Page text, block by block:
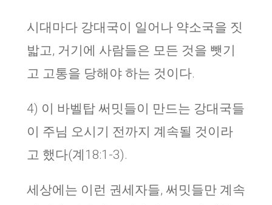
시대마다 강대국이 일어나 약소국을 짓
밟고, 거기에 사람들은 모든 것을 뺏기
고 고통을 당해야 하는 것이다.
4) 이 바벨탑 써밋들이 만드는 강대국들
이 주님 오시기 전까지 계속될 것이라
고 했다(계18:1-3).
세상에는 이런 권세자들, 써밋들만 계속